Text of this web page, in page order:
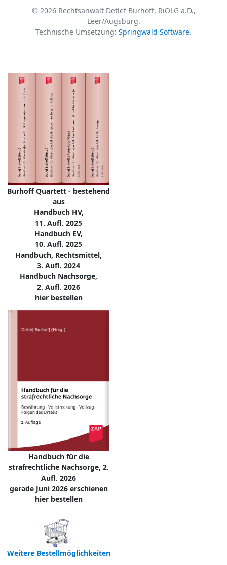
© 2026 Rechtsanwalt Detlef Burhoff, RiOLG a.D.,
Leer/Augsburg.
Technische Umsetzung: Springwald Software.
Burhoff Quartett - bestehend
aus
Handbuch HV,
11. Aufl. 2025
Handbuch EV,
10. Aufl. 2025
Handbuch, Rechtsmittel,
3. Aufl. 2024
Handbuch Nachsorge,
2. Aufl. 2026
hier bestellen
Handbuch für die
strafrechtliche Nachsorge, 2.
Aufl. 2026
gerade Juni 2026 erschienen
hier bestellen
Weitere Bestellmöglichkeiten